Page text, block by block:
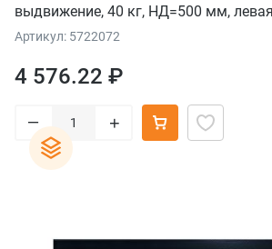
выдвижение, 40 кг, НД=500 мм,
Артикул: 5722072
4 576.22 ₽
– +